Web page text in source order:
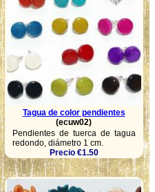
Tagua de color pendientes
(ecuw02)
Pendientes de tuerca de tagua
redondo, diámetro 1 cm.
Precio €1.50